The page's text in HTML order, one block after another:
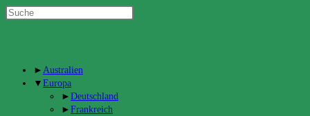
► Australien
▼ Europa
► Deutschland
► Frankreich